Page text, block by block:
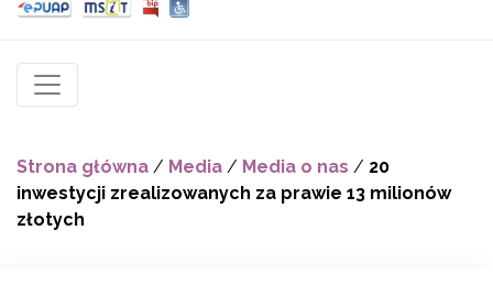
Strona główna / Media / Media o nas / 20
inwestycji zrealizowanych za prawie 13 milionów
złotych